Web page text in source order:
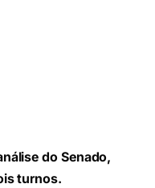
do Senado,
turnos.